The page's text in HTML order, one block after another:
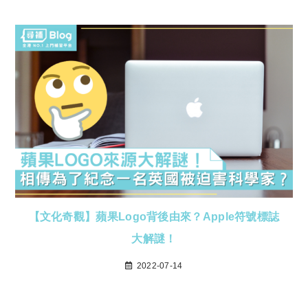
【文化奇觀】蘋果Logo背後由來？Apple符號標誌
大解謎！
2022-07-14